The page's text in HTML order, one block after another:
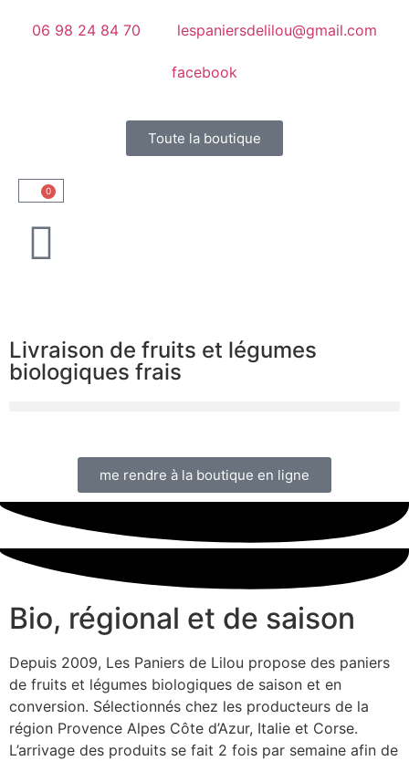
06 98 24 84 70 lespaniersdelilou@gmail.com
facebook
Toute la boutique
0
Livraison de fruits et légumes
biologiques frais
me rendre à la boutique en ligne
Bio, régional et de saison
Depuis 2009, Les Paniers de Lilou propose des paniers
de fruits et légumes biologiques de saison et en
conversion. Sélectionnés chez les producteurs de la
région Provence Alpes Côte d’Azur, Italie et Corse.
L’arrivage des produits se fait 2 fois par semaine afin de